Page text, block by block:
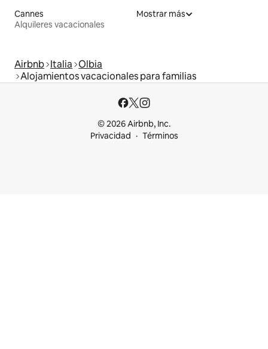
Cannes
Alquileres vacacionales
Mostrar más
Airbnb Italia Olbia
Alojamientos vacacionales para familias
© 2026 Airbnb, Inc.
Privacidad
Términos